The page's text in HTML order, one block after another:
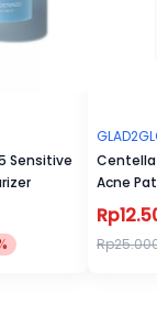
Sensitive
Centella
Acne